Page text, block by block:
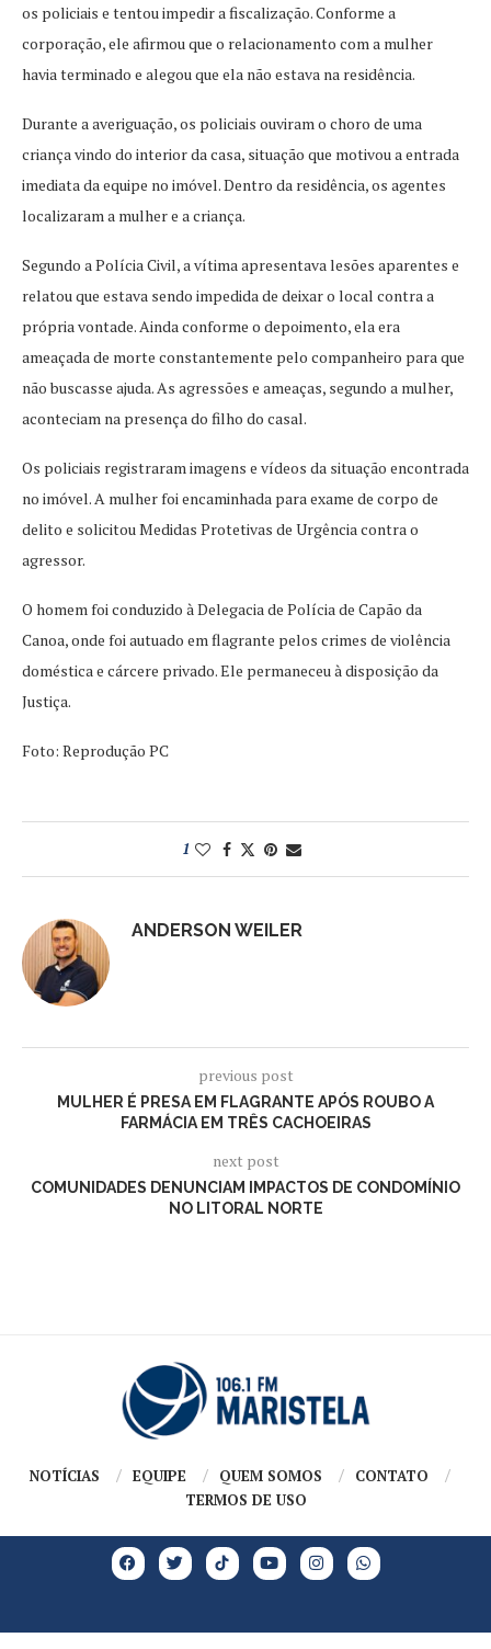
os policiais e tentou impedir a fiscalização. Conforme a
corporação, ele afirmou que o relacionamento com a mulher
havia terminado e alegou que ela não estava na residência.
Durante a averiguação, os policiais ouviram o choro de uma
criança vindo do interior da casa, situação que motivou a entrada
imediata da equipe no imóvel. Dentro da residência, os agentes
localizaram a mulher e a criança.
Segundo a Polícia Civil, a vítima apresentava lesões aparentes e
relatou que estava sendo impedida de deixar o local contra a
própria vontade. Ainda conforme o depoimento, ela era
ameaçada de morte constantemente pelo companheiro para que
não buscasse ajuda. As agressões e ameaças, segundo a mulher,
aconteciam na presença do filho do casal.
Os policiais registraram imagens e vídeos da situação encontrada
no imóvel. A mulher foi encaminhada para exame de corpo de
delito e solicitou Medidas Protetivas de Urgência contra o
agressor.
O homem foi conduzido à Delegacia de Polícia de Capão da
Canoa, onde foi autuado em flagrante pelos crimes de violência
doméstica e cárcere privado. Ele permaneceu à disposição da
Justiça.
Foto: Reprodução PC
1
ANDERSON WEILER
previous post
MULHER É PRESA EM FLAGRANTE APÓS ROUBO A
FARMÁCIA EM TRÊS CACHOEIRAS
next post
COMUNIDADES DENUNCIAM IMPACTOS DE CONDOMÍNIO
NO LITORAL NORTE
NOTÍCIAS EQUIPE QUEM SOMOS
CONTATO
TERMOS DE USO